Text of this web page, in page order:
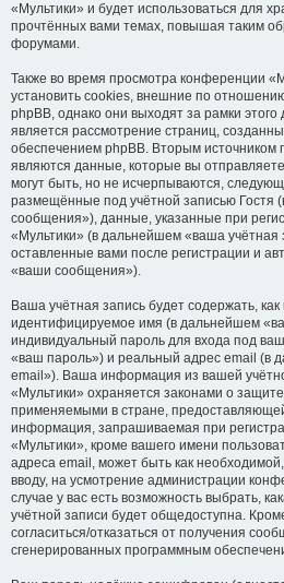
«Мультики» и будет использоваться для
прочтённых вами темах, повышая таким
форумами.
Также во время просмотра конференции
установить cookies, внешние по
phpBB, однако они выходят за рамки этого
является рассмотрение страниц,
обеспечением phpBB. Вторым
являются данные, которые вы
могут быть, но не исчерпываются,
размещённые под учётной записью Гостя
сообщения»), данные, указанные при
«Мультики» (в дальнейшем «ваша учётная
оставленные вами после регистрации и
«ваши сообщения»).
Ваша учётная запись будет содержать,
идентифицируемое имя (в дальнейшем
индивидуальный пароль для входа под
«ваш пароль») и реальный адрес email (в
email»). Ваша информация из вашей
«Мультики» охраняется законами о
применяемыми в стране,
информация, запрашиваемая при
«Мультики», кроме вашего имени
адреса email, может быть как
вводу, на усмотрение администрации
случае у вас есть возможность выбрать,
учётной записи будет общедоступна.
согласиться/отказаться от получения
сгенерированных программным